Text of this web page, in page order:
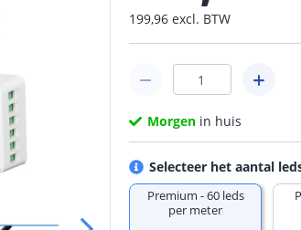
199,96 excl. BTW
Morgen in huis
Selecteer het aantal
Premium - 60 leds
per meter